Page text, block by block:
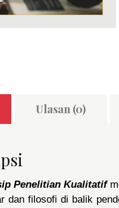
Ulasan (0)
Penelitian Kualitatif
dan filosofi di balik